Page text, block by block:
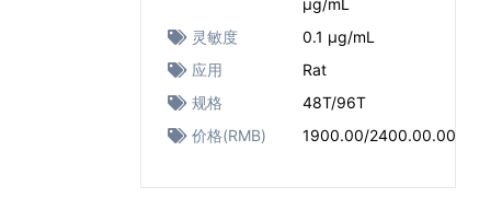
μg/mL
灵敏度
0.1 μg/mL
应用
Rat
规格
48T/96T
价格(RMB)
1900.00/2400.00.00